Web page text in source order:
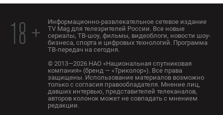
18 +
Информационно-развлекательное сетевое издание
TV Mag для телезрителей России. Все новые
сериалы, ТВ-шоу, фильмы, видеоблоги, новости шоу-
бизнеса, спорта и цифровых технологий. Программа
ТВ-передач на сегодня.
© 2013—2026 НАО «Национальная спутниковая
компания» (бренд — «Триколор»). Все права
защищены. Использование материалов возможно
только с согласия правообладателя. Мнение лиц,
давших интервью, представителей телеканалов,
авторов колонок может не совпадать с мнением
редакции.